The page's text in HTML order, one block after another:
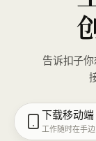
告诉扣子
下载移动端
工作随时在手边